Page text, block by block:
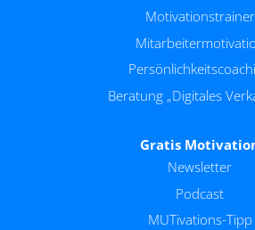
Motivationstrainer
Beratung „Digitales
Gratis
Newsletter
Podcast
MUTivations-Tipp